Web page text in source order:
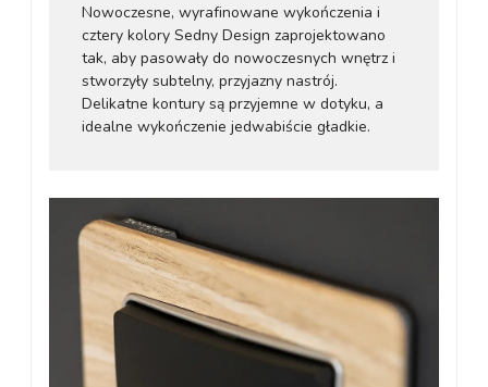
Nowoczesne, wyrafinowane wykończenia i
cztery kolory Sedny Design zaprojektowano
tak, aby pasowały do nowoczesnych wnętrz i
stworzyły subtelny, przyjazny nastrój.
Delikatne kontury są przyjemne w dotyku, a
idealne wykończenie jedwabiście gładkie.